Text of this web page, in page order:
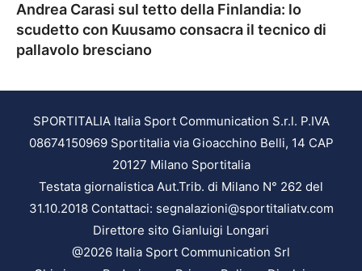
Andrea Carasi sul tetto della Finlandia: lo
scudetto con Kuusamo consacra il tecnico di
pallavolo bresciano
SPORTITALIA Italia Sport Communication S.r.l. P.IVA
08674150969 Sportitalia via Gioacchino Belli, 14 CAP
20127 Milano Sportitalia
Testata giornalistica Aut.Trib. di Milano N° 262 del
31.10.2018 Contattaci: segnalazioni@sportitaliatv.com
Direttore sito Gianluigi Longari
@2026 Italia Sport Communication Srl